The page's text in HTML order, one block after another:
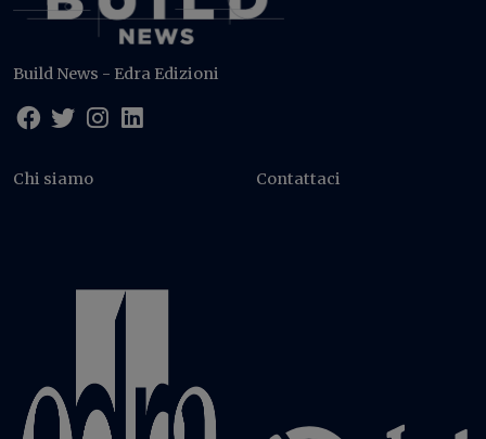
Build News - Edra Edizioni
Chi siamo Contattaci